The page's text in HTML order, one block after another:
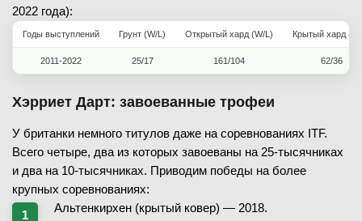
2022 года):
Годы выступлений Грунт (W/L) Открытый хард (W/L) Крытый хард
2011-2022 25/17 161/104 62/36
Хэрриет Дарт: завоеванные трофеи
У британки немного титулов даже на соревнованиях ITF.
Всего четыре, два из которых завоеваны на 25-тысячниках
и два на 10-тысячниках. Приводим победы на более
крупных соревнованиях:
Альтенкирхен (крытый ковер) — 2018.